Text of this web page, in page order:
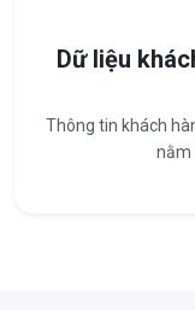
Dữ liệu
Thông tin khách
nằm